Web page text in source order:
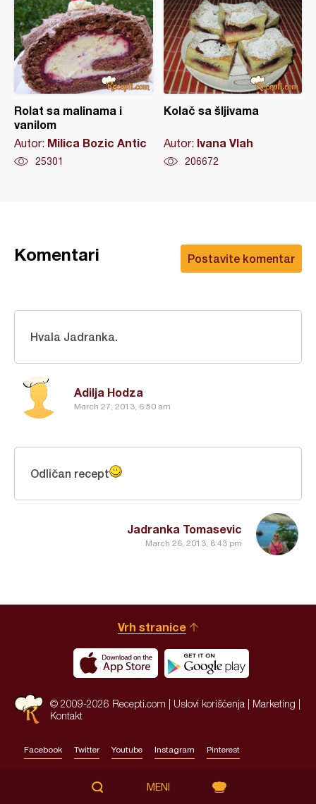
Rolat sa malinama i
vanilom
Autor: Milica Bozic Antic
25301
Kolač sa šljivama
Autor: Ivana Vlah
206672
Postavite komentar
Komentari
Adilja Hodza
March 27, 2013, 6:50 am
Hvala Jadranka.
Jadranka Tomasevic
March 26, 2013, 8:43 pm
Odličan recept
Vrh stranice
© 2009-2026 Recepti.com | Uslovi korišćenja Marketing
Kontakt
Facebook Twitter Youtube Instagram Pinterest